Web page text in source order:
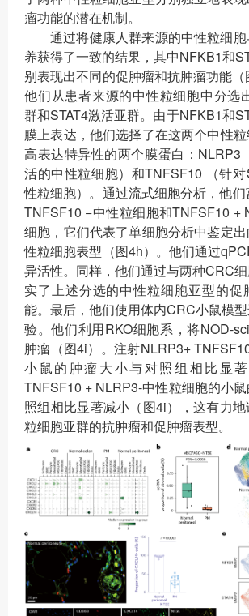
瘤功能的潜在机制。
通过将健康人群来源的中性粒细
养获得了一致的结果，其中NFKB1和
别表现出不同的促肿瘤和抗肿瘤功能（
他们从患者来源的中性粒细胞中分选
群和STAT4激活亚群。由于NFKB1和
膜上表达，他们选择了在这两个中性
高表达特异性的两个膜蛋白：NLRP3
活的中性粒细胞）和TNFSF10 （针对
性粒细胞）。通过流式细胞分析，他
TNFSF10 −中性粒细胞和TNFSF10 +
细胞，它们代表了单细胞分析中鉴定
性粒细胞表型（图4h）。他们通过
异活性。同样，他们通过与两种CRC
实了上述分选的中性粒细胞亚型的促
能。最后，他们使用体内CRC小鼠模
验。他们利用RKO细胞系，将NOD-
肿瘤（图4i）。注射NLRP3+
小鼠的肿瘤大小与对照组相比显
TNFSF10 + NLRP3-中性粒细胞的小
照组相比显著减小（图4i），这有力
粒细胞亚群的抗肿瘤和促肿瘤表型。